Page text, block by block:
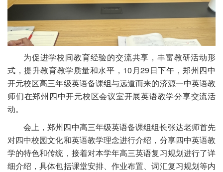
为促进学校间教育经验的交流共享，丰富教研活动形
式，提升教育教学质量和水平，10月29日下午，郑州四中
开元校区高三年级英语备课组与远道而来的济源一中英语教
师们在郑州四中开元校区会议室开展英语教学分享交流活
动。
会上，郑州四中高三年级英语备课组组长张达老师首先
对四中校园文化和英语教学理念进行介绍，分享四中英语教
学的特色和传统，接着对本学年高三英语复习规划进行了详
细介绍，具体包括课堂安排、作业布置、词汇复习规划等内